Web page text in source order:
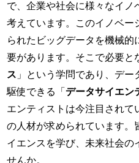
で、企業や社会に様々なイノ
考えています。このイノベー
られたビッグデータを機械
要があります。そこで必要と
ス 」という学問であり、デ
駆使できる「データサイエン
エンティストは今注目されて
の人材が求められています。
イエンスを学び、未来社会の
せんか。